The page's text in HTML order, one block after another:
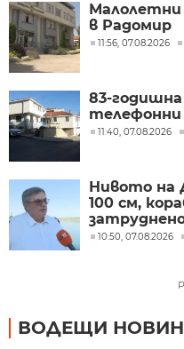
Малолетни
в Радомир
11:56, 07.08.2026
83-
телефонни
11:40, 07.08.2026
Нивото на
100 см,
10:50, 07.08.2026
ВОДЕЩИ